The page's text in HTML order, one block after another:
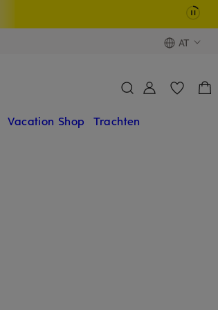
AT
Vacation Shop Trachten